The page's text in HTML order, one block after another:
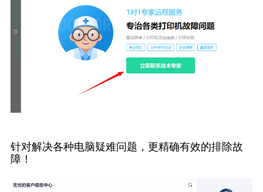
针对解决各种电脑疑难问题，更精确有效的排除故
障！